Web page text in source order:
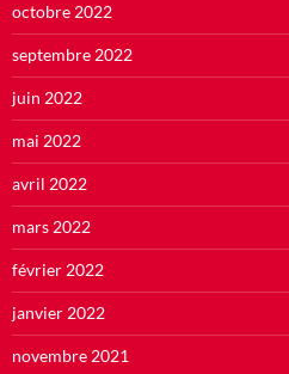
octobre 2022
septembre 2022
juin 2022
mai 2022
avril 2022
mars 2022
février 2022
janvier 2022
novembre 2021